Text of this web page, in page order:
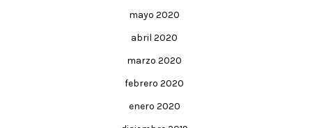
mayo 2020
abril 2020
marzo 2020
febrero 2020
enero 2020